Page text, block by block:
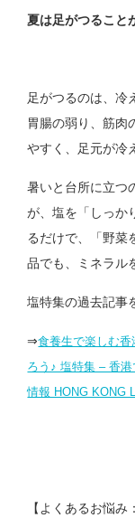
夏は足がつること
足がつるのは、冷
胃腸の弱り、筋肉
やすく、足元が冷
暑いと台所に立つ
が、塩を「しっか
るだけで、「野菜
品でも、ミネラル
塩特集の過去記事
⇒食養生で楽しむ
ろう♪ 塩特集 – 香
情報 HONG KONG
【よくあるお悩み